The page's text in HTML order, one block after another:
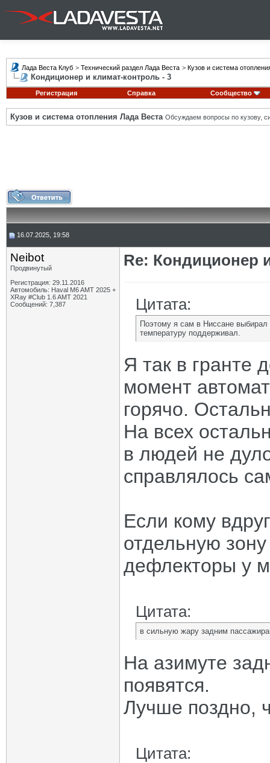
Лада Веста Клуб > Технический раздел Лада Веста > Кузов и система
Кондиционер и климат-контроль - 3
Регистрация Справка Сообщество
Кузов и система отопления Лада Веста Обсуждаем вопросы по кузову,
16.07.2025, 19:58
Neibot
Продвинутый
Регистрация: 29.11.2016
Автомобиль: Haval M6 AMT 2025 +
XRay #Club 1.6 AMT 2021
Сообщений: 7,387
Re: Кондиционер
Цитата:
Поэтому я сам в Ниссане выбирал
температуру поддерживал.
Я так в гранте
момент
горячо.
На всех
в людей не
справлялось
Если кому
отдельную
дефлекторы у
Цитата:
в сильную жару задним
На азимуте
появятся.
Лучше поздно,
Цитата: